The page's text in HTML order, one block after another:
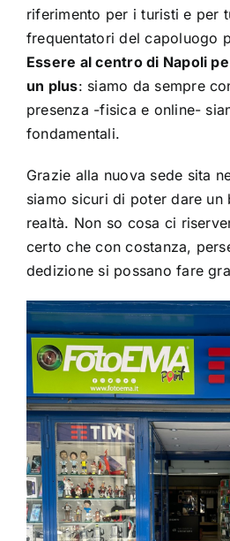
riferimento per i turisti e per
frequentatori del capoluogo
Essere al centro di Napoli
un plus: siamo da sempre
presenza -fisica e online-
fondamentali.
Grazie alla nuova sede sita
siamo sicuri di poter dare un
realtà. Non so cosa ci
certo che con costanza,
dedizione si possano fare